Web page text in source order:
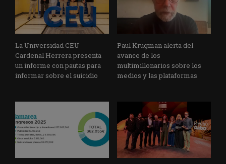
La Universidad CEU
Cardenal Herrera presenta
un informe con pautas para
informar sobre el suicidio
Paul Krugman alerta del
avance de los
multimillonarios sobre los
medios y las plataformas